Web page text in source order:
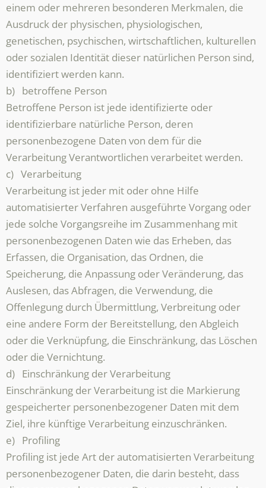
einem oder mehreren besonderen Merkmalen, die
Ausdruck der physischen, physiologischen,
genetischen, psychischen, wirtschaftlichen, kulturellen
oder sozialen Identität dieser natürlichen Person sind,
identifiziert werden kann.
b) betroffene Person
Betroffene Person ist jede identifizierte oder
identifizierbare natürliche Person, deren
personenbezogene Daten von dem für die
Verarbeitung Verantwortlichen verarbeitet werden.
c) Verarbeitung
Verarbeitung ist jeder mit oder ohne Hilfe
automatisierter Verfahren ausgeführte Vorgang oder
jede solche Vorgangsreihe im Zusammenhang mit
personenbezogenen Daten wie das Erheben, das
Erfassen, die Organisation, das Ordnen, die
Speicherung, die Anpassung oder Veränderung, das
Auslesen, das Abfragen, die Verwendung, die
Offenlegung durch Übermittlung, Verbreitung oder
eine andere Form der Bereitstellung, den Abgleich
oder die Verknüpfung, die Einschränkung, das Löschen
oder die Vernichtung.
d) Einschränkung der Verarbeitung
Einschränkung der Verarbeitung ist die Markierung
gespeicherter personenbezogener Daten mit dem
Ziel, ihre künftige Verarbeitung einzuschränken.
e) Profiling
Profiling ist jede Art der automatisierten Verarbeitung
personenbezogener Daten, die darin besteht, dass